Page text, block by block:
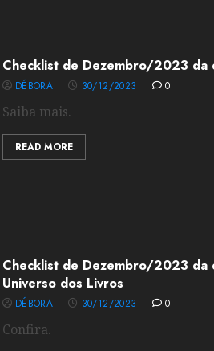
Checklist de Dezembro/2023 da
DÉBORA 30/12/2023 0
Saiba mais.
READ MORE
Checklist de Dezembro/2023 da
Universo dos Livros
DÉBORA 30/12/2023 0
Confira.